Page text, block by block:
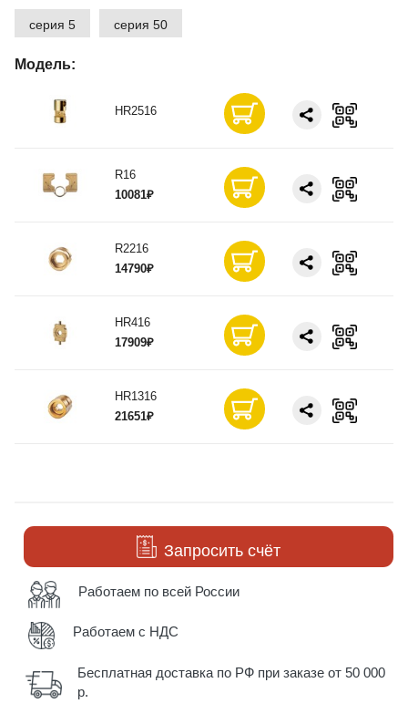
серия 5 серия 50
Модель:
HR2516
R16
10081₽
R2216
14790₽
HR416
17909₽
HR1316
21651₽
Запросить счёт
Работаем по всей России
Работаем с НДС
Бесплатная доставка по РФ при заказе от 50 000
р.